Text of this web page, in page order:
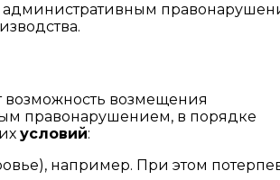
возможность возмещения
правонарушением, в порядке
условий:
например. При этом